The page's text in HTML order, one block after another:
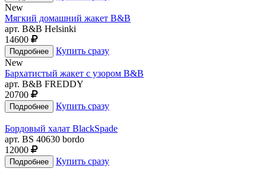
New
Мягкий домашний жакет B&B
арт. B&B Helsinki
14600
Купить сразу
New
Бархатистый жакет с узором B&B
арт. B&B FREDDY
20700
Купить сразу
Бордовый халат BlackSpade
арт. BS 40630 bordo
12000
Купить сразу